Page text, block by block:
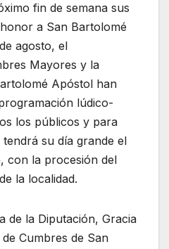
fin de semana sus
a San Bartolomé
agosto, el
Mayores y la
Apóstol han
lúdico-
los públicos y para
su día grande el
con la procesión del
la localidad.
de la Diputación, Gracia
Cumbres de San